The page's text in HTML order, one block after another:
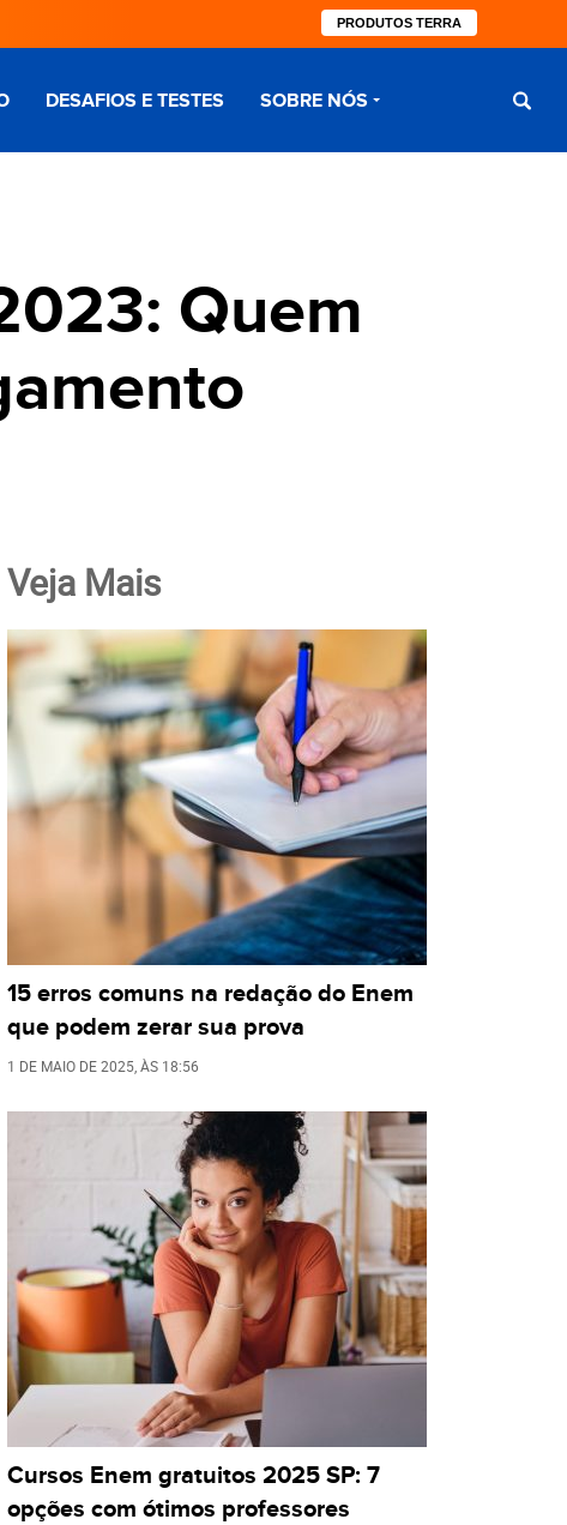
PRODUTOS TERRA
DESAFIOS E TESTES SOBRE NÓS
Quem
Veja Mais
15 erros comuns na redação do Enem
que podem zerar sua prova
1 DE MAIO DE 2025 , ÀS 18:56
Cursos Enem gratuitos 2025 SP: 7
opções com ótimos professores